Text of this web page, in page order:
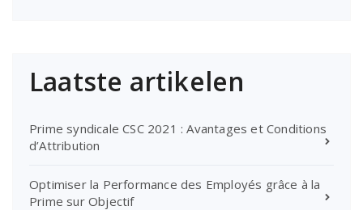
Laatste artikelen
Prime syndicale CSC 2021 : Avantages et Conditions
d’Attribution
Optimiser la Performance des Employés grâce à la
Prime sur Objectif